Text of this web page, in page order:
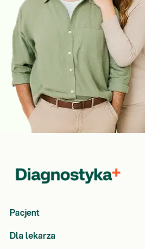
Pacjent
Dla lekarza